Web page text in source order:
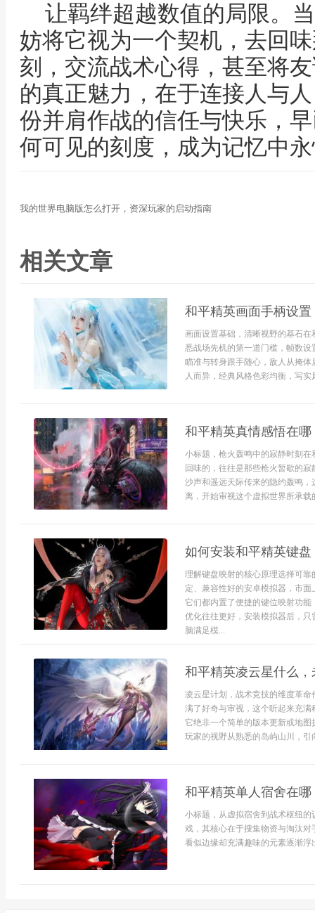
让羁绊超越数值的局限。
妨将它视为一个契机，去回
刻，交流战术心得，甚至将
的真正魅力，在于连接人与
份并肩作战的信任与快乐，
何可见的刻度，成为记忆中
我的世界电脑版怎么打开，资深玩家的启动指南
相关文章
和平精英画面手柄设
画面设置基础，清晰视野的基石
悉战场先机的第一道门槛，帧数
瞄准与转身跟手随心，敌人从掩
人而异，经典风格色彩均衡，写
和平精英真情感悟在
小标题，枪火轰鸣中的寂静时刻
回味的，往往是那些枪火暂歇的
沙声和遥远天际传来的隐约轰鸣
离，开始审视这个虚拟世界所承
如何安装和平精英键
理解键盘映射的核心原理选择可
定、兼容性好的安卓模拟器，市
它们都内置了便捷的键位映射功
优化往往更好，安装模拟器后，
脑满足模...
和平精英凌云星什么
凌云星计划，战术竞技的维度革
满了好奇与审视，这个听起来充
它绝非一个简单的版本更新或地
玩家的视野从熟悉的岛屿山川，引
和平精英单人宿舍在
小标题，从虚拟宿舍到战术枢纽
戏，其核心在于搜集物资与淘汰
看似边缘却充满趣味的元素逐渐